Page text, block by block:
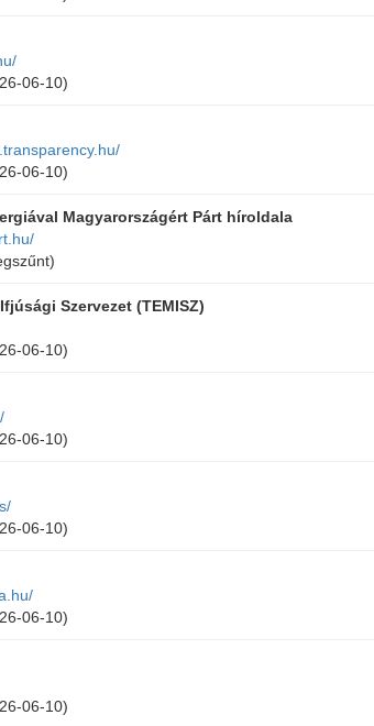
06-10)
06-10)
Magyarországért Párt híroldala
Szervezet (TEMISZ)
06-10)
06-10)
06-10)
06-10)
06-10)